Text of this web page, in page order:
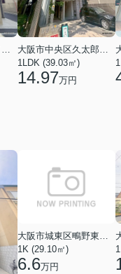
大阪市中央区谷町７丁目
大阪市中央区久太郎町１丁目
1LDK (39.03㎡)
14.97万円
大阪市城東区鴫野東３丁目
1K (29.10㎡)
6.6万円